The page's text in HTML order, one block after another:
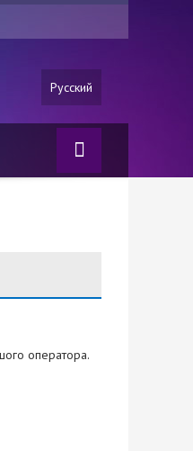
Русский
оператора.